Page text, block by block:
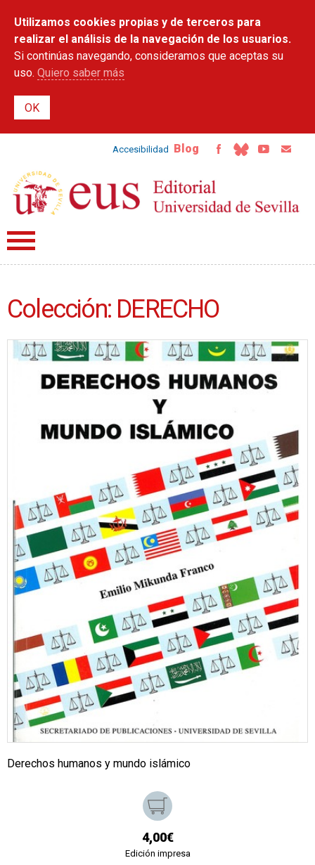
contenido
principal
Utilizamos cookies propias y de terceros para
realizar el análisis de la navegación de los usuarios.
Si continúas navegando, consideramos que aceptas su
uso. Quiero saber más
Accesibilidad Blog
Colección: DERECHO
Derechos humanos y mundo islámico
4,00€
Edición impresa